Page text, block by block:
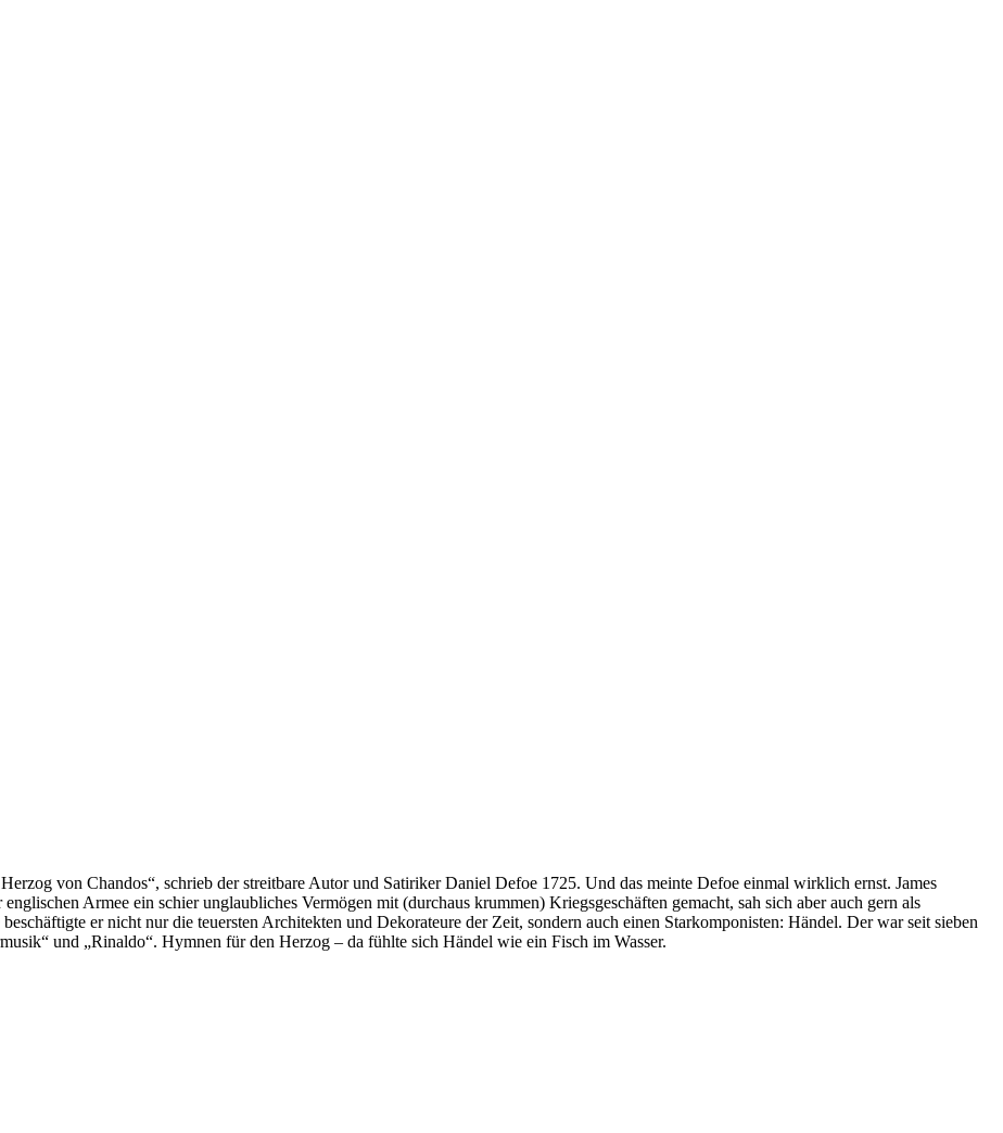
von Chandos“, schrieb der streitbare Autor und Satiriker Daniel Defoe 1725. Und das meinte Defoe einmal wirklich ernst. James
Armee ein schier unglaubliches Vermögen mit (durchaus krummen) Kriegsgeschäften gemacht, sah sich aber auch gern als
er nicht nur die teuersten Architekten und Dekorateure der Zeit, sondern auch einen Starkomponisten: Händel. Der war seit sieben
und „Rinaldo“. Hymnen für den Herzog – da fühlte sich Händel wie ein Fisch im Wasser.